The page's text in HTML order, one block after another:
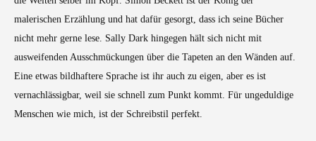
malerischen Erzählung und hat dafür gesorgt, dass ich seine Bücher
nicht mehr gerne lese. Sally Dark hingegen hält sich nicht mit
ausweifenden Ausschmückungen über die Tapeten an den Wänden auf.
Eine etwas bildhaftere Sprache ist ihr auch zu eigen, aber es ist
vernachlässigbar, weil sie schnell zum Punkt kommt. Für ungeduldige
Menschen wie mich, ist der Schreibstil perfekt.